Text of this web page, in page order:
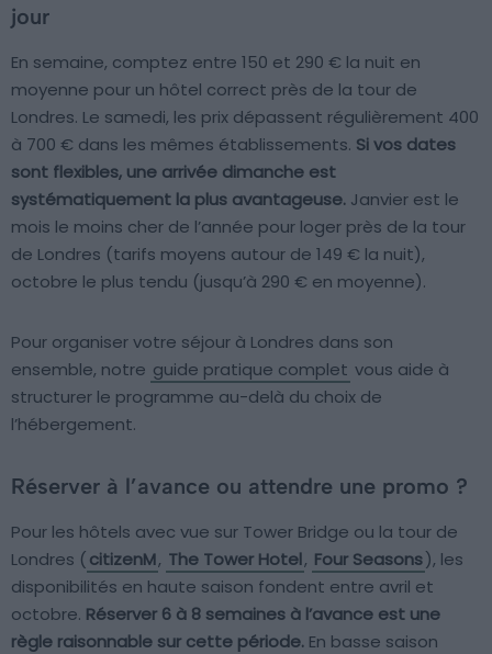
jour
En semaine, comptez entre 150 et 290 € la nuit en
moyenne pour un hôtel correct près de la tour de
Londres. Le samedi, les prix dépassent régulièrement 400
à 700 € dans les mêmes établissements. Si vos dates
sont flexibles, une arrivée dimanche est
systématiquement la plus avantageuse. Janvier est le
mois le moins cher de l’année pour loger près de la tour
de Londres (tarifs moyens autour de 149 € la nuit),
octobre le plus tendu (jusqu’à 290 € en moyenne).
Pour organiser votre séjour à Londres dans son
ensemble, notre guide pratique complet vous aide à
structurer le programme au-delà du choix de
l’hébergement.
Réserver à l’avance ou attendre une promo ?
Pour les hôtels avec vue sur Tower Bridge ou la tour de
Londres (citizenM, The Tower Hotel, Four Seasons), les
disponibilités en haute saison fondent entre avril et
octobre. Réserver 6 à 8 semaines à l’avance est une
règle raisonnable sur cette période. En basse saison